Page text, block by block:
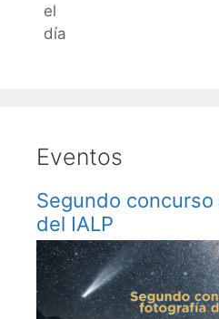
el
día
Eventos
Segundo
del IALP